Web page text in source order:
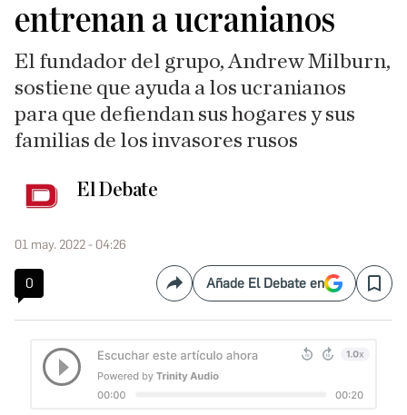
entrenan a ucranianos
El fundador del grupo, Andrew Milburn,
sostiene que ayuda a los ucranianos
para que defiendan sus hogares y sus
familias de los invasores rusos
El Debate
01 may. 2022 - 04:26
0 CompartirAñade El Debate en Save